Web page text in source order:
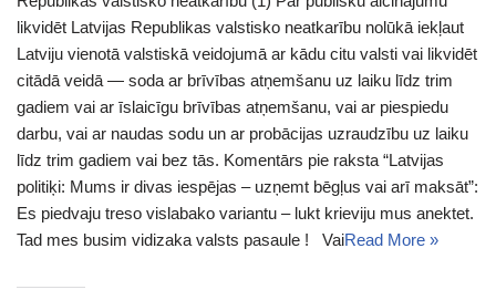
likvidēt Latvijas Republikas valstisko neatkarību nolūkā iekļaut
Latviju vienotā valstiskā veidojumā ar kādu citu valsti vai likvidēt
citādā veidā — soda ar brīvības atņemšanu uz laiku līdz trim
gadiem vai ar īslaicīgu brīvības atņemšanu, vai ar piespiedu
darbu, vai ar naudas sodu un ar probācijas uzraudzību uz laiku
līdz trim gadiem vai bez tās. Komentārs pie raksta “Latvijas
politiķi: Mums ir divas iespējas – uzņemt bēgļus vai arī maksāt”:
Es piedvaju treso vislabako variantu – lukt krieviju mus anektet.
Tad mes busim vidizaka valsts pasaule ! VaiRead More »